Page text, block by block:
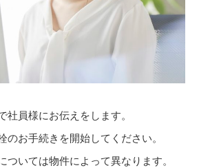
員様にお伝えをします。
のお手続きを開始してください。
ついては物件によって異なります。